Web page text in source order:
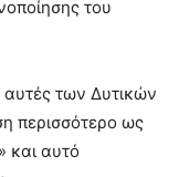
του
των Δυτικών
περισσότερο ως
και αυτό